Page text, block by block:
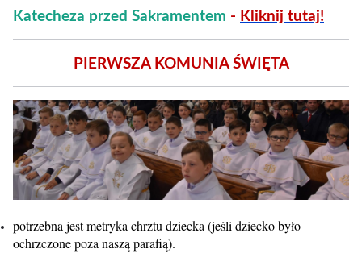
Katecheza przed Sakramentem - Kliknij tutaj!
PIERWSZA KOMUNIA ŚWIĘTA
potrzebna jest metryka chrztu dziecka (jeśli dziecko było
ochrzczone poza naszą parafią).